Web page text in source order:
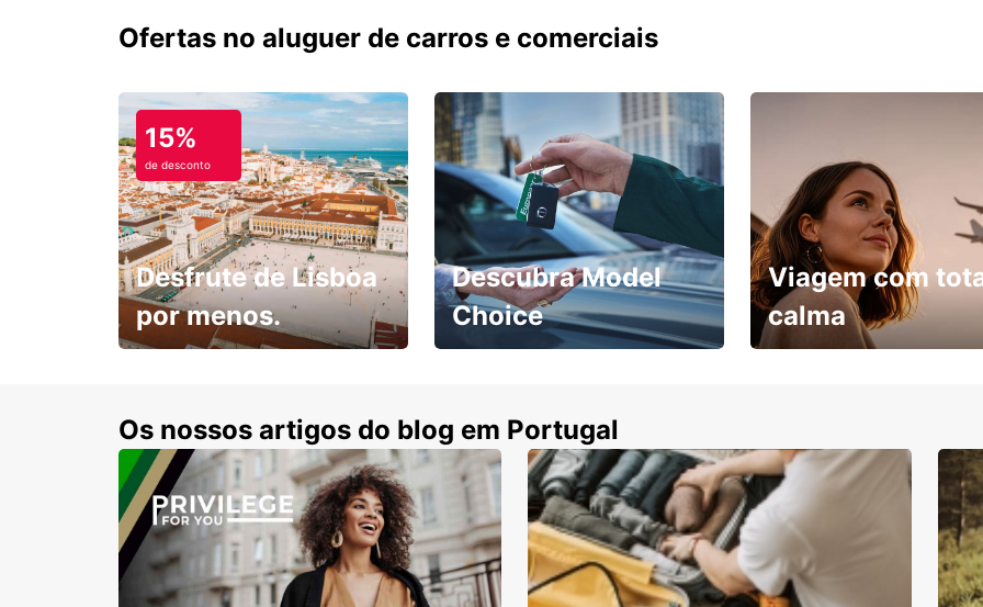
Ofertas no aluguer de carros e comerciais
15%
de desconto
Desfrute de Lisboa
por menos.
Descubra Model
Choice
Viagem com
calma
Os nossos artigos do blog em Portugal